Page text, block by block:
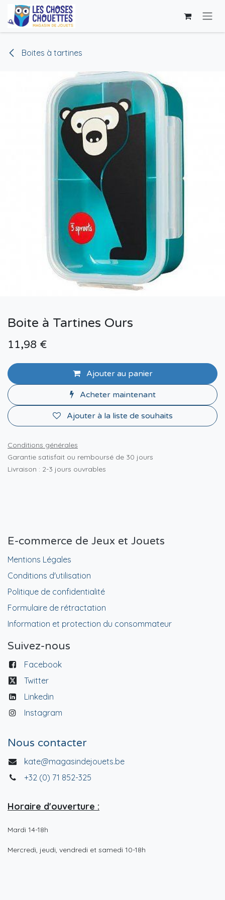
Se rendre au contenu
Boites à tartines
Boite à Tartines Ours
11,98 €
Ajouter au panier
Acheter maintenant
Ajouter à la liste de souhaits
Conditions générales
Garantie satisfait ou remboursé de 30 jours
Livraison : 2-3 jours ouvrables
E-commerce de Jeux et Jouets
Mentions Légales
Conditions d'utilisation
Politique de confidentialité
Formulaire de rétractation
Information et protection du consommateur
Suivez-nous
Facebook
Twitter
Linkedin
Instagram
Nous contacter
kate@magasindejouets.be
+32 (0) 71 852-325
Horaire d'ouverture :
Mardi 14-18h
Mercredi, jeudi, vendredi et samedi 10-18h